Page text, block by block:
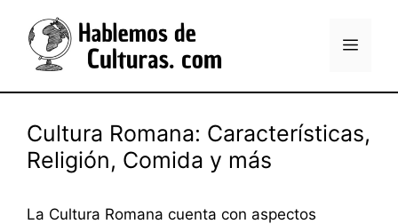
contenido
Menú
Cultura Romana: Características,
Religión, Comida y más
La Cultura Romana cuenta con aspectos